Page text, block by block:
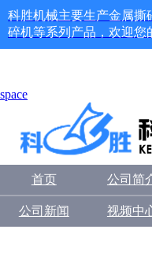
科胜机械主要生产金属撕
碎机等系列产品，欢迎您
space
首页 公司简
公司新闻 视频中